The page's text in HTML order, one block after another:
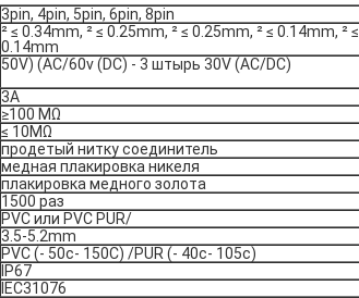
3pin, 4pin, 5pin, 6pin, 8pin
² ≤ 0.34mm, ² ≤ 0.25mm, ² ≤ 0.25mm, ² ≤ 0.14mm, ² ≤
0.14mm
50V) (AC/60v (DC) - 3 штырь 30V (AC/DC)
3A
≥100 MΩ
≤ 10MΩ
продетый нитку соединитель
медная плакировка никеля
плакировка медного золота
1500 раз
PVC или PVC PUR/
3.5-5.2mm
PVC (- 50c- 150C) /PUR (- 40c- 105c)
IP67
IEC31076